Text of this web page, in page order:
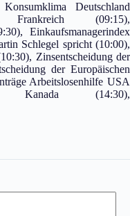
Deutschland
Frankreich (09:15),
Einkaufsmanagerindex
Schlegel spricht (10:00),
Zinsentscheidung der
der Europäischen
Arbeitslosenhilfe USA
Kanada (14:30),